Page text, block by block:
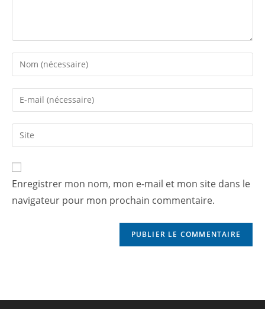
Enregistrer mon nom, mon e-mail et mon site dans le
navigateur pour mon prochain commentaire.